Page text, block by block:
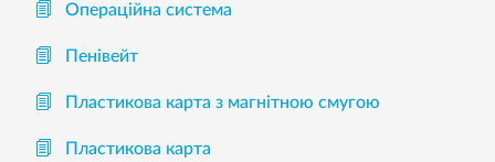
Операційна система
Пенівейт
Пластикова карта з магнітною смугою
Пластикова карта